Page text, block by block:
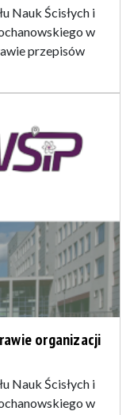
Nauk Ścisłych i
w
przepisów
organizacji
Nauk Ścisłych i
w